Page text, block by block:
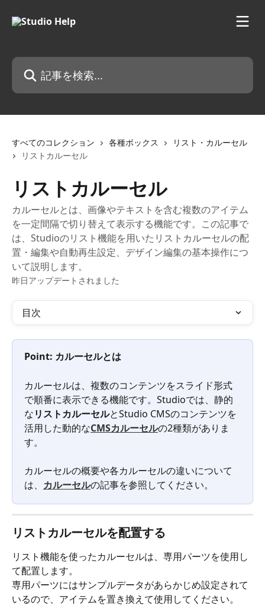
記事を検索...
すべてのコレクション 各種ボックス
リスト・カルーセル
リストカルーセル
リストカルーセル
カルーセルとは、画像やテキストを含む複数のアイテム
を一定間隔で切り替えて表示する機能です。この記事で
は、Studioのリスト機能を用いたリストカルーセルの配
置・編集や自動再生設定、デザイン編集の基本操作につ
いて説明します。
昨日アップデートされました
目次
Point: カルーセルとは
カルーセルは、複数のコンテンツをスライド形式
で順番に表示できる機能です。Studioでは、静的
なリストカルーセルとStudio CMSのコンテンツを
活用した動的なCMSカルーセルの2種類がありま
す。
カルーセルの概要や各カルーセルの違いについて
は、 カルーセルの記事を参照してください。
リストカルーセルを配置する
リスト機能を使ったカルーセルは、専用パーツを使用し
て配置します。
専用パーツにはサンプルデータがあらかじめ設定されて
いるので、アイテムを置き換えて使用してください。